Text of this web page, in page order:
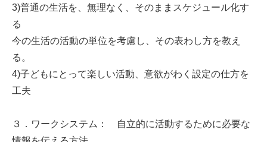
3)普通の生活を、無理なく、そのままスケジュール化す
る
今の生活の活動の単位を考慮し、その表わし方を教え
る。
4)子どもにとって楽しい活動、意欲がわく設定の仕方を
工夫
３．ワークシステム： 自立的に活動するために必要な